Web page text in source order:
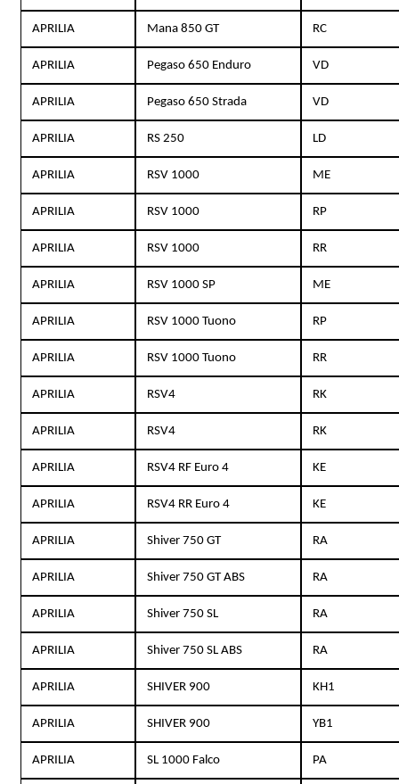
APRILIA Mana 850 GT RC
APRILIA Pegaso 650 Enduro VD
APRILIA Pegaso 650 Strada VD
APRILIA RS 250 LD
APRILIA RSV 1000 ME
APRILIA RSV 1000 RP
APRILIA RSV 1000 RR
APRILIA RSV 1000 SP ME
APRILIA RSV 1000 Tuono RP
APRILIA RSV 1000 Tuono RR
APRILIA RSV4 RK
APRILIA RSV4 RK
APRILIA RSV4 RF Euro 4 KE
APRILIA RSV4 RR Euro 4 KE
APRILIA Shiver 750 GT RA
APRILIA Shiver 750 GT ABS RA
APRILIA Shiver 750 SL RA
APRILIA Shiver 750 SL ABS RA
APRILIA SHIVER 900 KH1
APRILIA SHIVER 900 YB1
APRILIA SL 1000 Falco PA